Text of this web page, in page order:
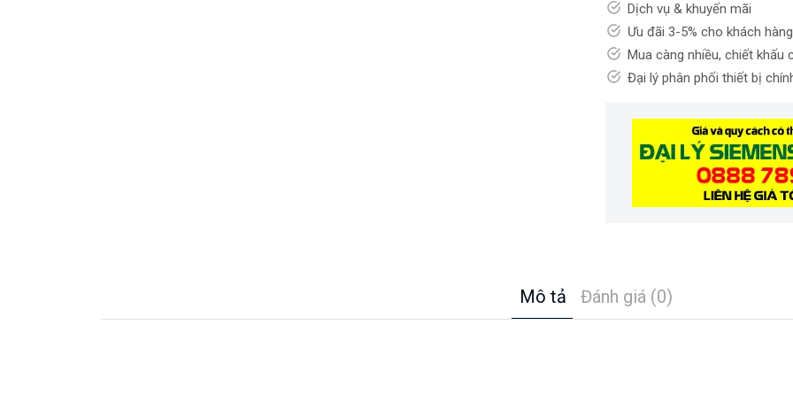
Dịch vụ & khuyến mãi
Ưu đãi 3-5% cho khách
Mua càng nhiều, chiết khấu
Đại lý phân phối thiết bị
Mô tả Đánh giá (0)